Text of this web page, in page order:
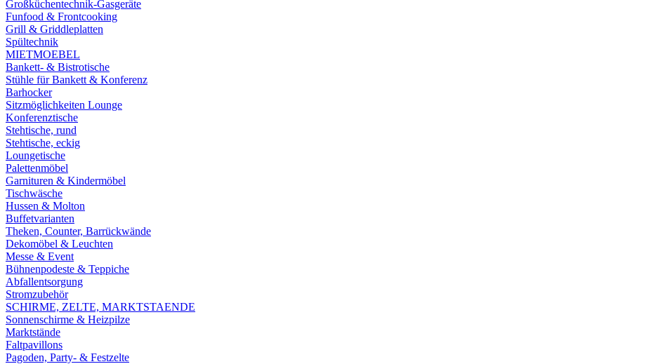
Großküchentechnik-Gasgeräte
Funfood & Frontcooking
Grill & Griddleplatten
Spültechnik
MIETMOEBEL
Bankett- & Bistrotische
Stühle für Bankett & Konferenz
Barhocker
Sitzmöglichkeiten Lounge
Konferenztische
Stehtische, rund
Stehtische, eckig
Loungetische
Palettenmöbel
Garnituren & Kindermöbel
Tischwäsche
Hussen & Molton
Buffetvarianten
Theken, Counter, Barrückwände
Dekomöbel & Leuchten
Messe & Event
Bühnenpodeste & Teppiche
Abfallentsorgung
Stromzubehör
SCHIRME, ZELTE, MARKTSTAENDE
Sonnenschirme & Heizpilze
Marktstände
Faltpavillons
Pagoden, Party- & Festzelte